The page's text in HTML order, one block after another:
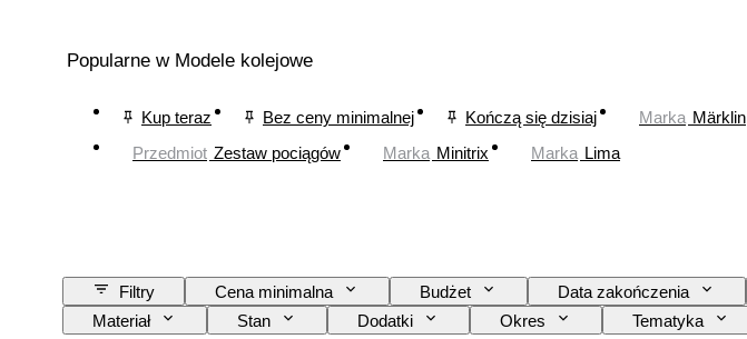
Popularne w Modele kolejowe
Kup teraz Bez ceny minimalnej Kończą się dzisiaj Marka Märklin
Przedmiot Zestaw pociągów Marka Minitrix Marka Lima
Filtry Cena minimalna Budżet Data zakończenia
Materiał
Stan Dodatki Okres Tematyka